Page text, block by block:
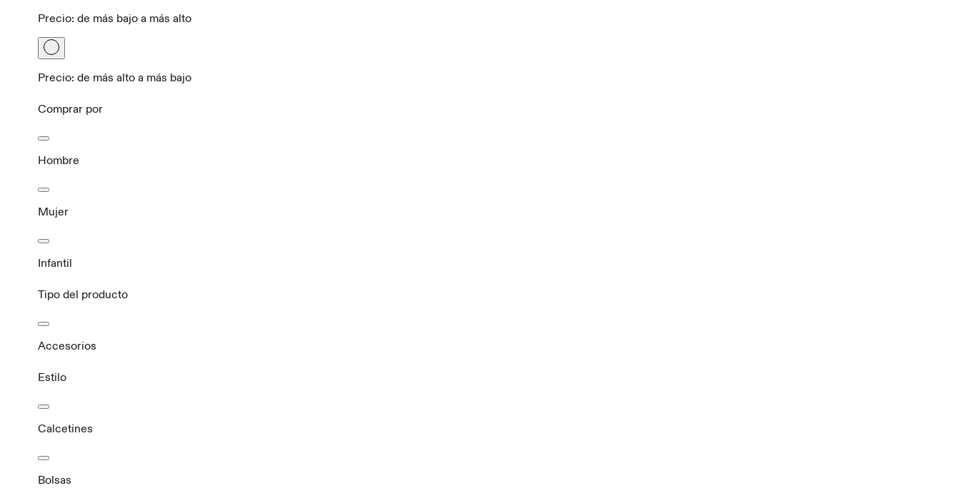
Precio: de más bajo a más alto
Precio: de más alto a más bajo
Comprar por
Hombre
Mujer
Infantil
Tipo del producto
Accesorios
Estilo
Calcetines
Bolsas